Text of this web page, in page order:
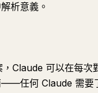
析意義。
Claude 可以在每次
任何 Claude 需要